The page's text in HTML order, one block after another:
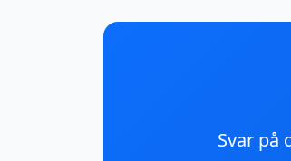
Svar på